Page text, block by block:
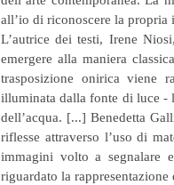
all’io di riconoscere la propria
L’autrice dei testi, Irene
emergere alla maniera
trasposizione onirica viene
illuminata dalla fonte di luce -
dell’acqua. [...] Benedetta
riflesse attraverso l’uso di
immagini volto a segnalare
riguardato la rappresentazione